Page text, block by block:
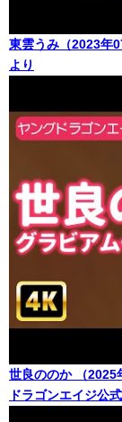
東雲うみ（2023年
より
世良ののか （2025
ドラゴンエイジ公